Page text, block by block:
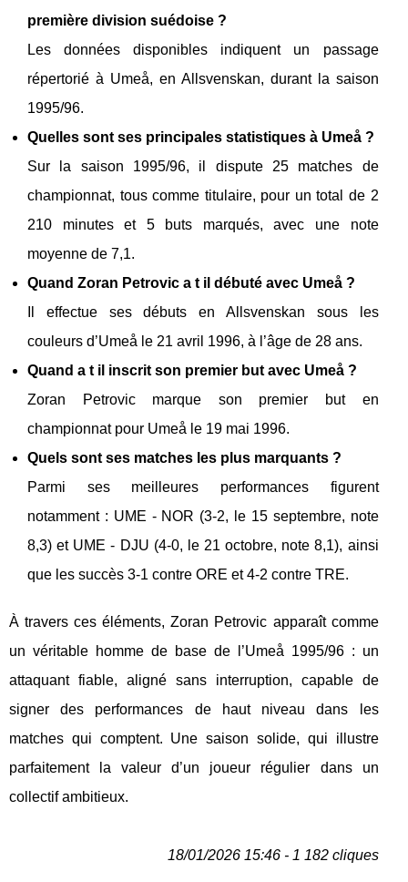
première division suédoise ?
Les données disponibles indiquent un passage
répertorié à Umeå, en Allsvenskan, durant la saison
1995/96.
Quelles sont ses principales statistiques à Umeå ?
Sur la saison 1995/96, il dispute 25 matches de
championnat, tous comme titulaire, pour un total de 2
210 minutes et 5 buts marqués, avec une note
moyenne de 7,1.
Quand Zoran Petrovic a t il débuté avec Umeå ?
Il effectue ses débuts en Allsvenskan sous les
couleurs d’Umeå le 21 avril 1996, à l’âge de 28 ans.
Quand a t il inscrit son premier but avec Umeå ?
Zoran Petrovic marque son premier but en
championnat pour Umeå le 19 mai 1996.
Quels sont ses matches les plus marquants ?
Parmi ses meilleures performances figurent
notamment : UME - NOR (3-2, le 15 septembre, note
8,3) et UME - DJU (4-0, le 21 octobre, note 8,1), ainsi
que les succès 3-1 contre ORE et 4-2 contre TRE.
À travers ces éléments, Zoran Petrovic apparaît comme
un véritable homme de base de l’Umeå 1995/96 : un
attaquant fiable, aligné sans interruption, capable de
signer des performances de haut niveau dans les
matches qui comptent. Une saison solide, qui illustre
parfaitement la valeur d’un joueur régulier dans un
collectif ambitieux.
18/01/2026 15:46 - 1 182 cliques